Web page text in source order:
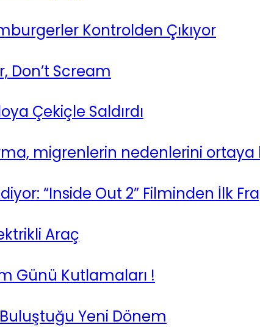
Kontrolden Çıkıyor
Don’t Scream
Çekiçle Saldırdı
migrenlerin nedenlerini ortaya
“Inside Out 2” Filminden İlk
Araç
Günü Kutlamaları !
Yeni Dönem